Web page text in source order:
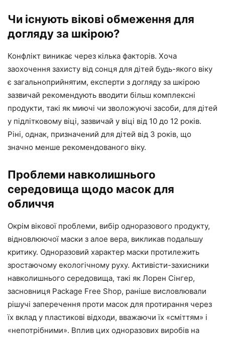
Чи існують вікові обмеження для
догляду за шкірою?
Конфлікт виникає через кілька факторів. Хоча
заохочення захисту від сонця для дітей будь-якого віку
є загальноприйнятим, експерти з догляду за шкірою
зазвичай рекомендують вводити більш комплексні
продукти, такі як миючі чи зволожуючі засоби, для дітей
у підлітковому віці, зазвичай у віці від 10 до 12 років.
Ріні, однак, призначений для дітей від 3 років, що
значно менше рекомендованого віку.
Проблеми навколишнього
середовища щодо масок для
обличчя
Окрім вікової проблеми, вибір одноразового продукту,
відновлюючої маски з алое вера, викликав подальшу
критику. Одноразовий характер маски протилежить
зростаючому екологічному руху. Активісти-захисники
навколишнього середовища, такі як Лорен Сінгер,
засновниця Package Free Shop, раніше висловлювали
рішучі заперечення проти масок для протирання через
їх вклад у пластикові відходи, вважаючи їх «сміттям» і
«непотрібними». Вплив цих одноразових виробів на